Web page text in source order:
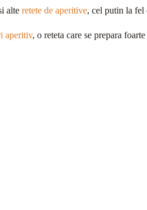
alte retete de aperitive, cel putin la fel
aperitiv, o reteta care se prepara